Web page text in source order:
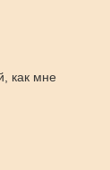
как мне